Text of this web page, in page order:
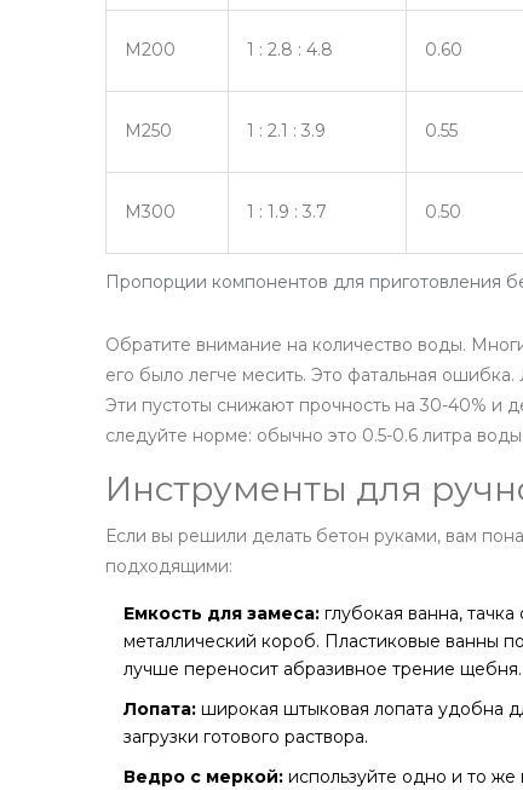
Пропорции компонентов для приготовления
M200 1 : 2.8 : 4.8 0.60
M250 1 : 2.1 : 3.9 0.55
M300 1 : 1.9 : 3.7 0.50
Обратите внимание на количество воды.
его было легче месить. Это фатальная
Эти пустоты снижают прочность на 30-40% и
следуйте норме: обычно это 0.5-0.6 литра
Инструменты для
Если вы решили делать бетон руками, вам
подходящими:
Емкость для замеса: глубокая ванна,
металлический короб. Пластиковые ванны
лучше переносит абразивное трение щебня.
Лопата: широкая штыковая лопата удобна
загрузки готового раствора.
Ведро с меркой: используйте одно и то